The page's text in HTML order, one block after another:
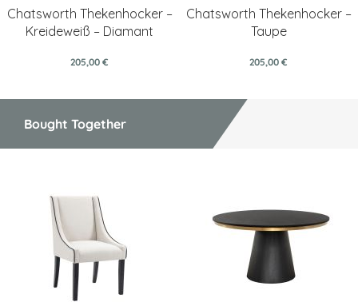
Chatsworth Thekenhocker –
Kreideweiß – Diamant
205,00 €
Chatsworth Thekenhocker –
Taupe
205,00 €
Bought Together